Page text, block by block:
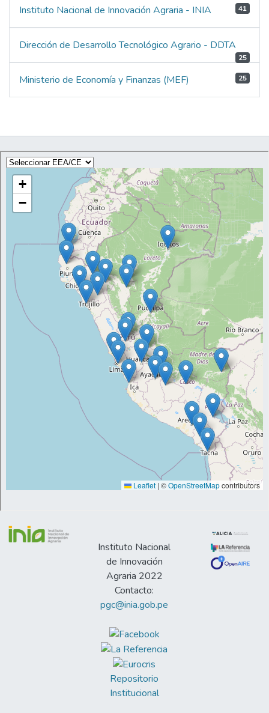
Instituto Nacional de Innovación Agraria - INIA 41
Dirección de Desarrollo Tecnológico Agrario - DDTA
25
Ministerio de Economía y Finanzas (MEF) 25
Instituto Nacional
de Innovación
Agraria 2022
Contacto:
pgc@inia.gob.pe
Repositorio
Institucional